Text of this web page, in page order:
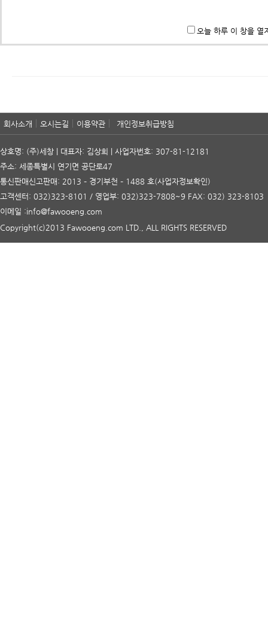
오늘 하루 이 창을 열
회사소개 오시는길 이용약관 개인정보취급방침
상호명: (주)세창 | 대표자: 김상희 | 사업자번호: 307-81-12181
주소: 세종특별시 연기면 공단로47
통신판매신고판매: 2013 – 경기부천 – 1488 호(사업자정보확인)
고객센터: 032)323-8101 / 영업부: 032)323-7808~9 FAX: 032) 323-8103
이메일 :info@fawooeng.com
Copyright(c)2013 Fawooeng.com LTD., ALL RIGHTS RESERVED